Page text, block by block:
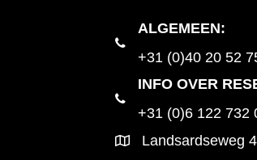
ALGEMEEN:
+31 (0)40 20 52
INFO OVER
+31 (0)6 122 732
Landsardseweg